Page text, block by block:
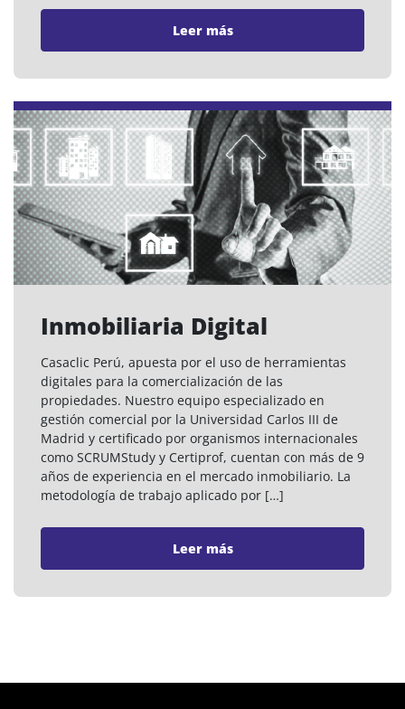
Leer más
Inmobiliaria Digital
Casaclic Perú, apuesta por el uso de herramientas
digitales para la comercialización de las
propiedades. Nuestro equipo especializado en
gestión comercial por la Universidad Carlos III de
Madrid y certificado por organismos internacionales
como SCRUMStudy y Certiprof, cuentan con más de 9
años de experiencia en el mercado inmobiliario. La
metodología de trabajo aplicado por […]
Leer más